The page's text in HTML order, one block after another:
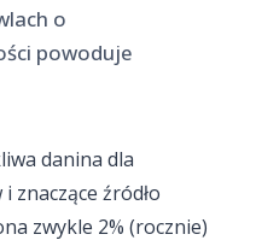
o
powoduje
danina dla
znaczące źródło
zwykle 2% (rocznie)